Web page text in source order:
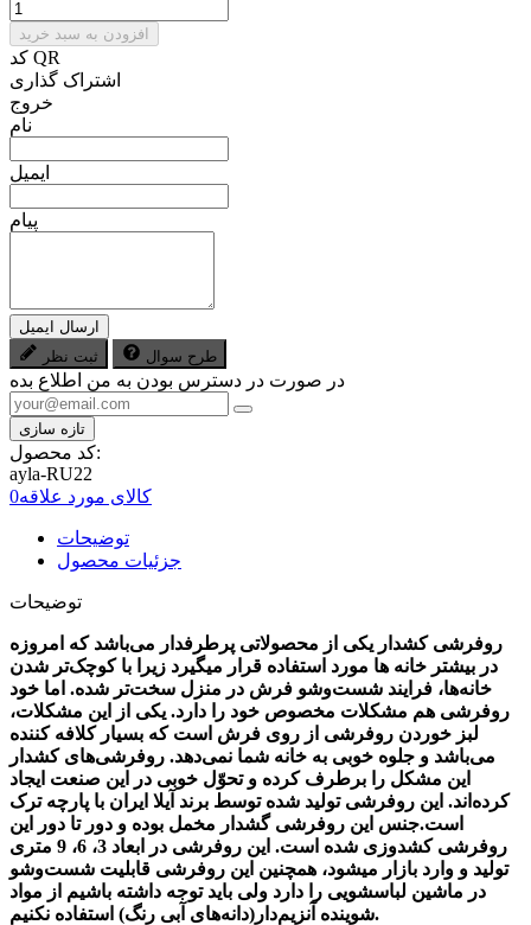
افزودن به سبد خرید
کد QR
اشتراک گذاری
خروج
نام
ایمیل
پیام
ارسال ایمیل
ثبت نظر
طرح سوال
در صورت در دسترس بودن به من اطلاع بده
کد محصول:
ayla-RU22
کالای مورد علاقه0
توضیحات
جزئیات محصول
توضیحات
روفرشی کشدار یکی از محصولاتی پرطرفدار می‌باشد که امروزه
در بیشتر خانه ها مورد استفاده قرار میگیرد زیرا با کوچک‌تر شدن
خانه‌ها، فرایند شست‌وشو فرش در منزل سخت‌تر شده. اما خود
روفرشی هم مشکلات مخصوص خود را دارد. یکی از این مشکلات،‌
لبز خوردن روفرشی از روی فرش است که بسیار کلافه کننده
می‌باشد و جلوه خوبی به خانه شما نمی‌دهد. روفرشی‌های کشدار
این مشکل را برطرف کرده و تحوّل خوبی در این صنعت ایجاد
کرده‌اند. این روفرشی تولید شده توسط برند آیلا ایران با پارچه ترک
است.جنس این روفرشی گشدار مخمل بوده و دور‌ تا دور این
روفرشی کشدوزی شده است. این روفرشی در ابعاد 3، 6، 9 متری
تولید و وارد بازار میشود، همچنین این روفرشی قابلیت شست‌وشو
در ماشین لباسشویی را دارد ولی باید توجه داشته باشیم از مواد
شوینده آنزیم‌دار(دانه‌های آبی رنگ) استفاده نکنیم.